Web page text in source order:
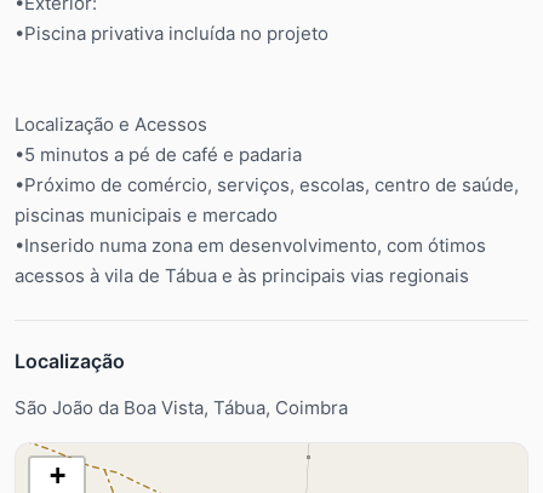
•Piscina privativa incluída no projeto
Localização e Acessos
•5 minutos a pé de café e padaria
•Próximo de comércio, serviços, escolas, centro de saúde,
piscinas municipais e mercado
•Inserido numa zona em desenvolvimento, com ótimos
acessos à vila de Tábua e às principais vias regionais
Localização
São João da Boa Vista, Tábua, Coimbra
+